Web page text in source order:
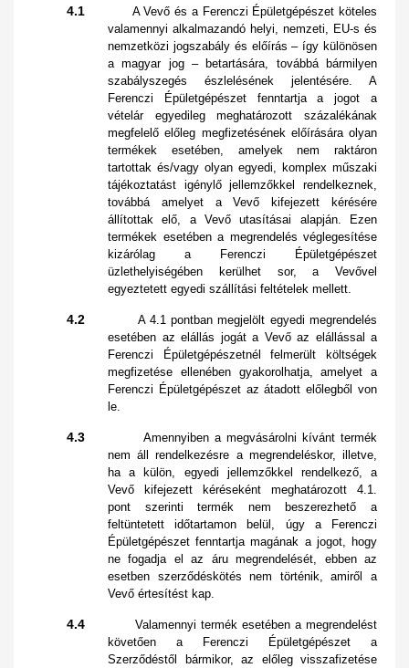
4.1 A Vevő és a Ferenczi Épületgépészet köteles
valamennyi alkalmazandó helyi, nemzeti, EU-s és
nemzetközi jogszabály és előírás – így különösen
a magyar jog – betartására, továbbá bármilyen
szabályszegés észlelésének jelentésére. A
Ferenczi Épületgépészet fenntartja a jogot a
vételár egyedileg meghatározott százalékának
megfelelő előleg megfizetésének előírására olyan
termékek esetében, amelyek nem raktáron
tartottak és/vagy olyan egyedi, komplex műszaki
tájékoztatást igénylő jellemzőkkel rendelkeznek,
továbbá amelyet a Vevő kifejezett kérésére
állítottak elő, a Vevő utasításai alapján. Ezen
termékek esetében a megrendelés véglegesítése
kizárólag a Ferenczi Épületgépészet
üzlethelyiségében kerülhet sor, a Vevővel
egyeztetett egyedi szállítási feltételek mellett.
4.2 A 4.1 pontban megjelölt egyedi megrendelés
esetében az elállás jogát a Vevő az elállással a
Ferenczi Épületgépészetnél felmerült költségek
megfizetése ellenében gyakorolhatja, amelyet a
Ferenczi Épületgépészet az átadott előlegből von
le.
4.3Amennyiben a megvásárolni kívánt termék
nem áll rendelkezésre a megrendeléskor, illetve,
ha a külön, egyedi jellemzőkkel rendelkező, a
Vevő kifejezett kéréseként meghatározott 4.1.
pont szerinti termék nem beszerezhető a
feltüntetett időtartamon belül, úgy a Ferenczi
Épületgépészet fenntartja magának a jogot, hogy
ne fogadja el az áru megrendelését, ebben az
esetben szerződéskötés nem történik, amiről a
Vevő értesítést kap.
4.4 Valamennyi termék esetében a megrendelést
követően a Ferenczi Épületgépészet a
Szerződéstől bármikor, az előleg visszafizetése